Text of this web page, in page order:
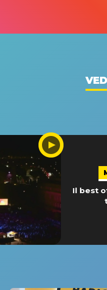
Il best